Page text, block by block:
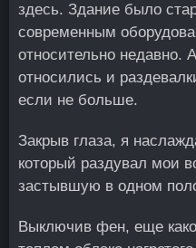
здесь. Здание было
современным
относительно недавно.
относились и
если не больше.
Закрыв глаза, я
который раздувал мои
застывшую в одном
Выключив фен, еще